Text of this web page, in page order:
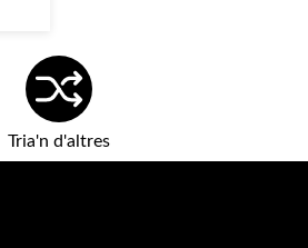
Tria'n d'altres